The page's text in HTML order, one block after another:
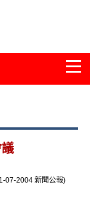
07-2004 新聞公報)